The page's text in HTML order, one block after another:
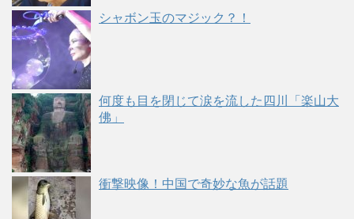
シャボン玉のマジック？！
何度も目を閉じて涙を流した四川「楽山大
佛」
衝撃映像！中国で奇妙な魚が話題